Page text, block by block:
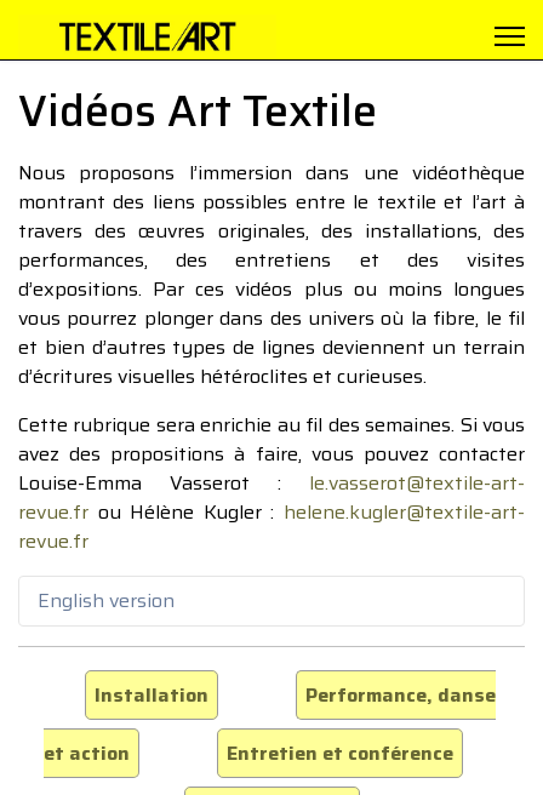
Vidéos Art Textile
Nous proposons l’immersion dans une vidéothèque
montrant des liens possibles entre le textile et l’art à
travers des œuvres originales, des installations, des
performances, des entretiens et des visites
d’expositions. Par ces vidéos plus ou moins longues
vous pourrez plonger dans des univers où la fibre, le fil
et bien d’autres types de lignes deviennent un terrain
d’écritures visuelles hétéroclites et curieuses.
Cette rubrique sera enrichie au fil des semaines. Si vous
avez des propositions à faire, vous pouvez contacter
Louise-Emma Vasserot : le.vasserot@textile-art-
revue.fr ou Hélène Kugler : helene.kugler@textile-art-
revue.fr
English version
Installation
Performance, danse
et action
Entretien et conférence